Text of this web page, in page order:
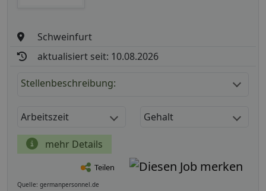
Schweinfurt
aktualisiert seit: 10.08.2026
Stellenbeschreibung:
Arbeitszeit Gehalt
mehr Details
Teilen
Quelle: germanpersonnel.de